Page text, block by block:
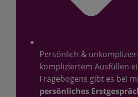
Persönlich &
kompliziertem Ausfüllen
Fragebogens gibt es bei
persönliches